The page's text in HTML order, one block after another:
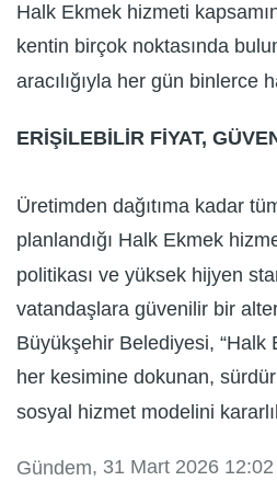
Halk Ekmek hizmeti
kentin birçok noktasında
aracılığıyla her gün binlerce
ERİŞİLEBİLİR FİYAT,
Üretimden dağıtıma kadar
planlandığı Halk Ekmek
politikası ve yüksek hijyen
vatandaşlara güvenilir bir
Büyükşehir Belediyesi, “Halk
her kesimine dokunan,
sosyal hizmet modelini
Gündem, 31 Mart 2026 12:02